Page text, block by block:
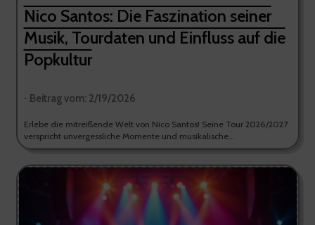
Nico Santos: Die Faszination seiner
Musik, Tourdaten und Einfluss auf die
Popkultur
⋅ Beitrag vom: 2/19/2026
Erlebe die mitreißende Welt von Nico Santos! Seine Tour 2026/2027
verspricht unvergessliche Momente und musikalische...